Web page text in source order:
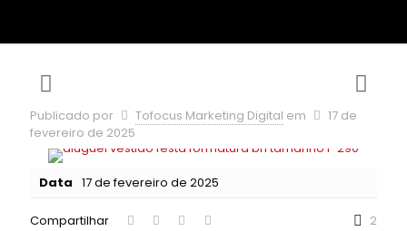
Publicado por Tofocus Marketing Digital em
17 de
fevereiro de 2025
Data 17 de fevereiro de 2025
Compartilhar 2